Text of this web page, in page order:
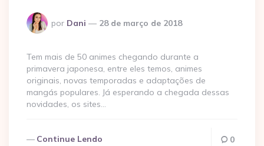
Postado
por
por Dani 28 de março de 2018
Tem mais de 50 animes chegando durante a
primavera japonesa, entre eles temos, animes
originais, novas temporadas e adaptações de
mangás populares. Já esperando a chegada dessas
novidades, os sites…
Continue Lendo 0